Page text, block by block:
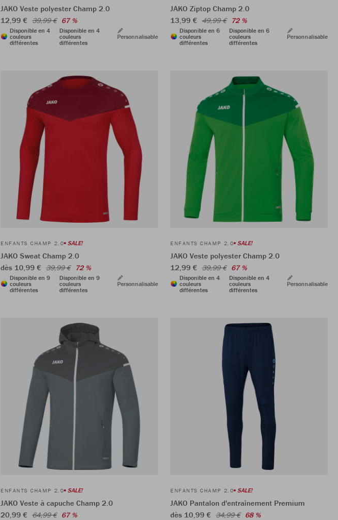
JAKO Veste polyester Champ 2.0
12,99 € 39,99 € 67 %
Disponible en 4
couleurs
différentes
Disponible en 4
couleurs
différentes
Personnalisable
JAKO Ziptop Champ 2.0
13,99 € 49,99 € 72 %
Disponible en 6
couleurs
différentes
Disponible en 6
couleurs
différentes
Personnalisable
ENFANTS CHAMP 2.0 SALE!
JAKO Sweat Champ 2.0
dès 10,99 € 39,99 € 72 %
Disponible en 9
couleurs
différentes
Disponible en 9
couleurs
différentes
Personnalisable
ENFANTS CHAMP 2.0 SALE!
JAKO Veste polyester Champ 2.0
12,99 € 39,99 € 67 %
Disponible en 4
couleurs
différentes
Disponible en 4
couleurs
différentes
Personnalisable
ENFANTS CHAMP 2.0 SALE!
JAKO Veste à capuche Champ 2.0
20,99 € 64,99 € 67 %
ENFANTS CHAMP 2.0 SALE!
JAKO Pantalon d'entraînement Premium
dès 10,99 € 34,99 € 68 %